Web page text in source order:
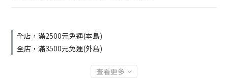
全店，滿2500元免運(本島)
全店，滿3500元免運(外島)
查看更多